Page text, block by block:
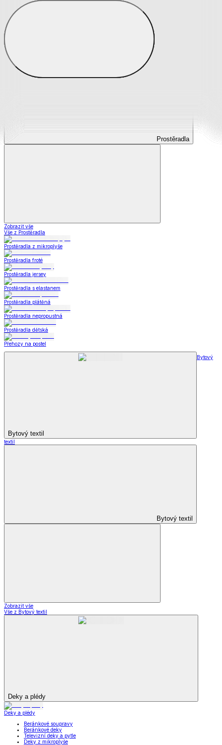
Prostěradla
Prostěradla
Zobrazit vše
Vše z Prostěradla
Prostěradla z mikroplyše
Prostěradla froté
Prostěradla jersey
Prostěradla s elastanem
Prostěradla plátěná
Prostěradla nepropustná
Prostěradla dětská
Přehozy na postel
Bytový textil
Bytový
textil
Bytový textil
Zobrazit vše
Vše z Bytový textil
Deky a plédy
Deky a plédy
Beránkové soupravy
Beránkové deky
Televizní deky a pytle
Deky z mikroplyše